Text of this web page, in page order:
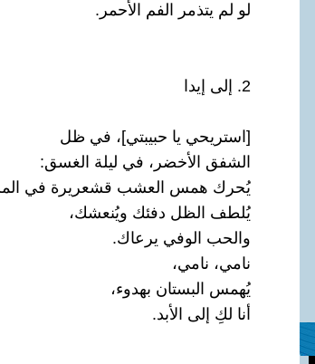
لو لم يتذمر الفم الأحمر.
2. إلى إيدا
[استريحي يا حبيبتي]، في ظل
الشفق الأخضر، في ليلة الغسق:
يُحرك همس العشب قشعريرة في
يُلطف الظل دفئك ويُنعشك،
والحب الوفي يرعاك.
نامي، نامي،
يُهمس البستان بهدوء،
أنا لكِ إلى الأبد.